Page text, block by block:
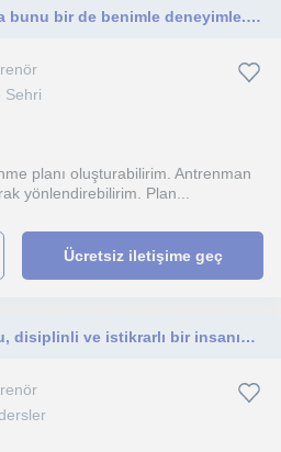
Spor yapmak zor geliyorsa bunu bir de benimle deneyimle. Birlikte eğlenelim
Sehri
planı oluşturabilirim. Antrenman
yönlendirebilirim. Plan...
Ücretsiz iletişime geç
Ben eser, tamamen sporcu, disiplinli ve istikrarlı bir insanım. Derslerim hayatını düzene sokmak isteyen herkese yönelik.